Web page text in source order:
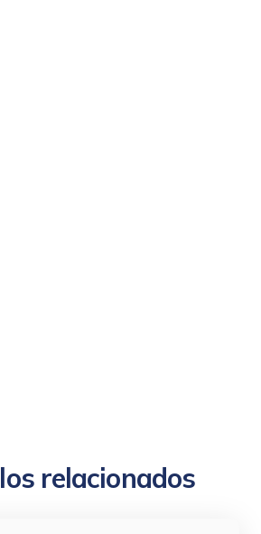
relacionados